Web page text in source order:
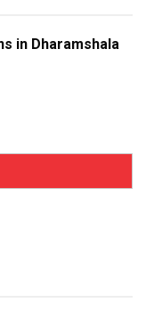
in Dharamshala